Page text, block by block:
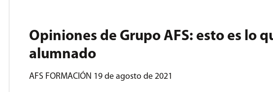
Opiniones de Grupo AFS: esto es lo
alumnado
AFS FORMACIÓN 19 de agosto de 2021